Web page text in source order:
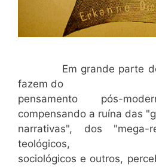
Em grande parte dos
fazem do
pensamento pós-
compensando a ruína das
narrativas", dos "mega-
teológicos,
sociológicos e outros,